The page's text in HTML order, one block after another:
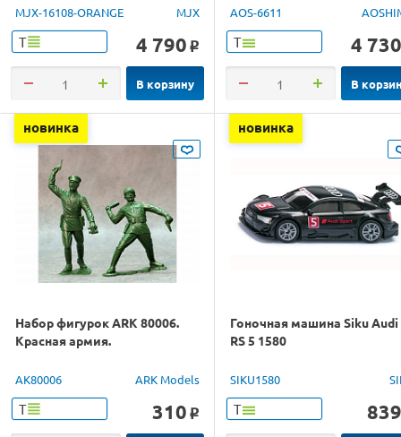
1/16 RTR
MJX-16108-ORANGE MJX
Т 4 790 o
В корзину
AOS-6611
Т 4 730
В
новинка
Набор фигурок ARK 80006.
Красная армия.
AK80006 ARK Models
Т 310 o
новинка
Гоночная машина Siku Audi
RS 5 1580
SIKU1580
Т 839